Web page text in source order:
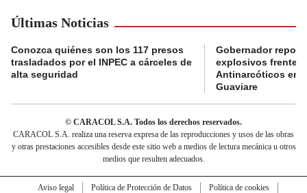
Últimas Noticias
Conozca quiénes son los 117 presos
trasladados por el INPEC a cárceles de
alta seguridad
Gobernador
explosivos frente a
Antinarcóticos en
Guaviare
© CARACOL S.A. Todos los derechos reservados.
CARACOL S.A. realiza una reserva expresa de las reproducciones y usos de las obras
y otras prestaciones accesibles desde este sitio web a medios de lectura mecánica u otros
medios que resulten adecuados.
Aviso legal Política de Protección de Datos
Política de cookies